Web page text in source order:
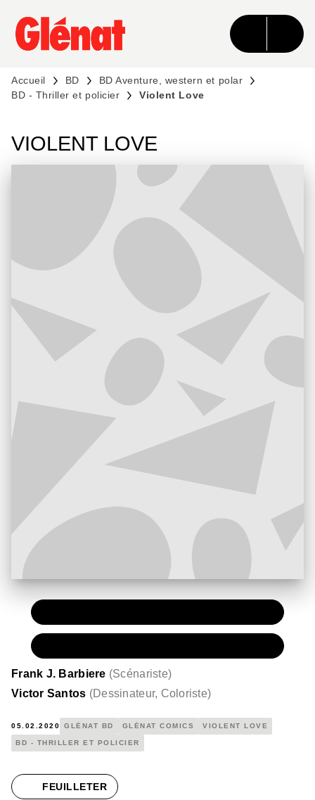
MENU RECHERCHE CONTENU
PIED DE PAGE
Accueil BD
BD Aventure, western et polar
BD - Thriller et policier
Violent Love
VIOLENT LOVE
Frank J. Barbiere (Scénariste)
Victor Santos (Dessinateur, Coloriste)
05.02.2020 GLÉNAT BD GLÉNAT COMICS VIOLENT LOVE
BD - THRILLER ET POLICIER
FEUILLETER